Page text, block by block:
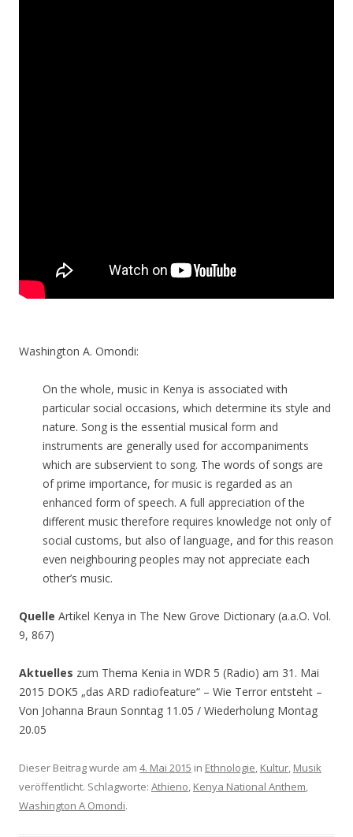
Washington A. Omondi:
On the whole, music in Kenya is associated with
particular social occasions, which determine its style and
nature. Song is the essential musical form and
instruments are generally used for accompaniments
which are subservient to song. The words of songs are
of prime importance, for music is regarded as an
enhanced form of speech. A full appreciation of the
different music therefore requires knowledge not only of
social customs, but also of language, and for this reason
even neighbouring peoples may not appreciate each
other’s music.
Quelle Artikel Kenya in The New Grove Dictionary (a.a.O. Vol.
9, 867)
Aktuelles zum Thema Kenia in WDR 5 (Radio) am 31. Mai
2015 DOK5 „das ARD radiofeature“ – Wie Terror entsteht –
Von Johanna Braun Sonntag 11.05 / Wiederholung Montag
20.05
Dieser Beitrag wurde am 4. Mai 2015 in Ethnologie, Kultur, Musik
veröffentlicht. Schlagworte: Athieno, Kenya National Anthem,
Washington A Omondi.